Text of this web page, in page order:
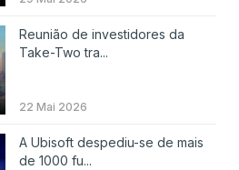
Reunião de investidores da
Take-Two tra...
22 Mai 2026
A Ubisoft despediu-se de mais
de 1000 fu...